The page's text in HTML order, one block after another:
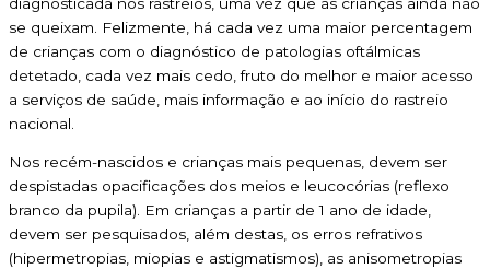
se queixam. Felizmente, há cada vez uma maior percentagem
de crianças com o diagnóstico de patologias oftálmicas
detetado, cada vez mais cedo, fruto do melhor e maior acesso
a serviços de saúde, mais informação e ao início do rastreio
nacional.
Nos recém-nascidos e crianças mais pequenas, devem ser
despistadas opacificações dos meios e leucocórias (reflexo
branco da pupila). Em crianças a partir de 1 ano de idade,
devem ser pesquisados, além destas, os erros refrativos
(hipermetropias, miopias e astigmatismos), as anisometropias